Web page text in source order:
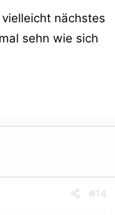
nächstes
sehn wie sich
#14